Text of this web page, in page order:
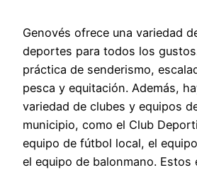
Genovés ofrece una variedad
deportes para todos los
práctica de senderismo,
pesca y equitación. Además,
variedad de clubes y equipos
municipio, como el Club
equipo de fútbol local, el
el equipo de balonmano. Estos